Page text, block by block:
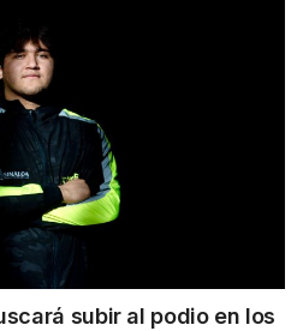
subir al podio en los